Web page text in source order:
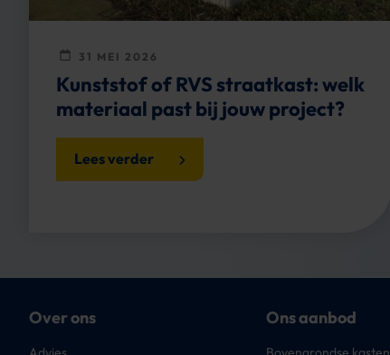
Kunststof of RVS straatkast: welk
materiaal past bij jouw project?
31 MEI 2026
Lees verder
Over ons Ons aanbod